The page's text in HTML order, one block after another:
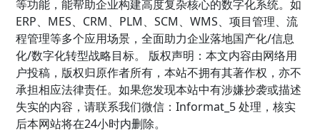
等功能，能帮助企业构建高度复杂核心的数字化系统。如
ERP、MES、CRM、PLM、SCM、WMS、项目管理、流
程管理等多个应用场景，全面助力企业落地国产化/信息
化/数字化转型战略目标。 版权声明：本文内容由网络用
户投稿，版权归原作者所有，本站不拥有其著作权，亦不
承担相应法律责任。如果您发现本站中有涉嫌抄袭或描述
失实的内容，请联系我们微信：Informat_5 处理，核实
后本网站将在24小时内删除。